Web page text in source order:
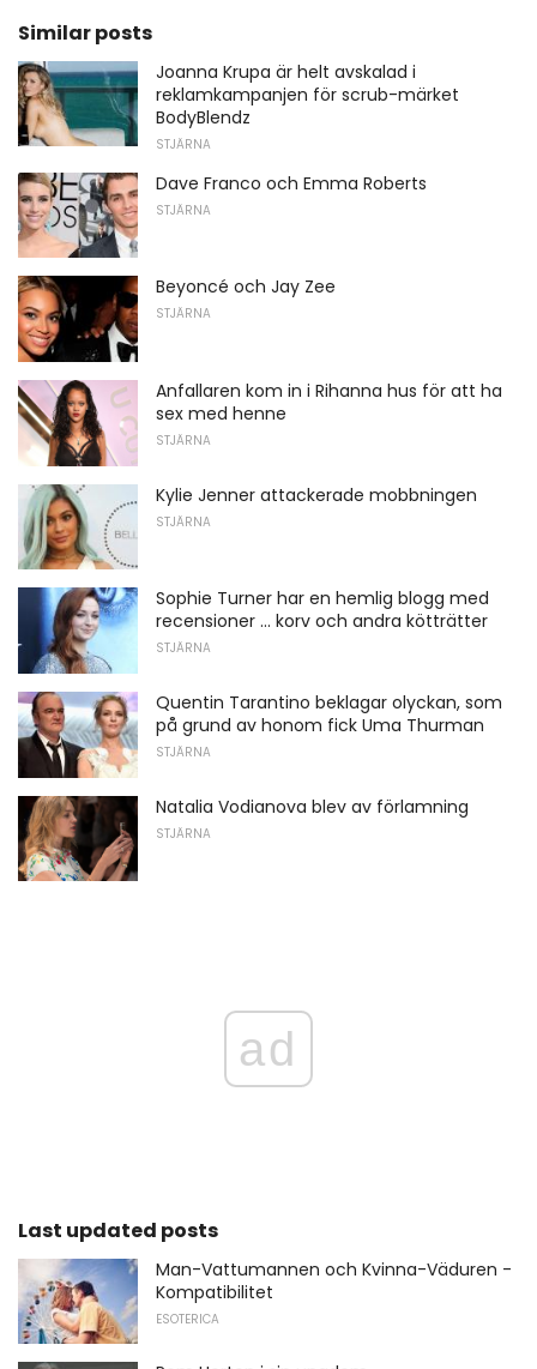
Similar posts
Joanna Krupa är helt avskalad i
reklamkampanjen för scrub-märket
BodyBlendz
STJÄRNA
Dave Franco och Emma Roberts
STJÄRNA
Beyoncé och Jay Zee
STJÄRNA
Anfallaren kom in i Rihanna hus för att ha
sex med henne
STJÄRNA
Kylie Jenner attackerade mobbningen
STJÄRNA
Sophie Turner har en hemlig blogg med
recensioner ... korv och andra kötträtter
STJÄRNA
Quentin Tarantino beklagar olyckan, som
på grund av honom fick Uma Thurman
STJÄRNA
Natalia Vodianova blev av förlamning
STJÄRNA
ad
Last updated posts
Man-Vattumannen och Kvinna-Väduren -
Kompatibilitet
ESOTERICA